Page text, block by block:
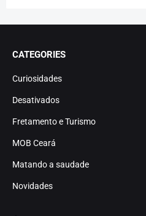
CATEGORIES
Curiosidades
Desativados
Fretamento e Turismo
MOB Ceará
Matando a saudade
Novidades